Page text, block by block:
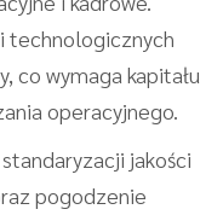
technologicznych
co wymaga kapitału
operacyjnego.
jakości
pogodzenie